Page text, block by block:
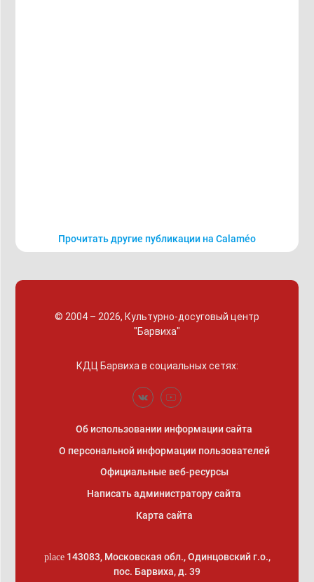
Прочитать другие публикации на Calaméo
© 2004 – 2026, Культурно-досуговый центр
"Барвиха"
КДЦ Барвиха в социальных сетях:
Об использовании информации сайта
О персональной информации пользователей
Официальные веб-ресурсы
Написать администратору сайта
Карта сайта
place 143083, Московская обл., Одинцовский г.о.,
пос. Барвиха, д. 39